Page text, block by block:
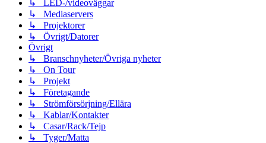
↳ LED-/videoväggar
↳ Mediaservers
↳ Projektorer
↳ Övrigt/Datorer
Övrigt
↳ Branschnyheter/Övriga nyheter
↳ On Tour
↳ Projekt
↳ Företagande
↳ Strömförsörjning/Ellära
↳ Kablar/Kontakter
↳ Casar/Rack/Tejp
↳ Tyger/Matta